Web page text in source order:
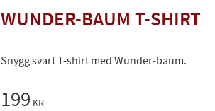
WUNDER-BAUM T-SHIRT
Snygg svart T-shirt med Wunder-baum.
199 KR